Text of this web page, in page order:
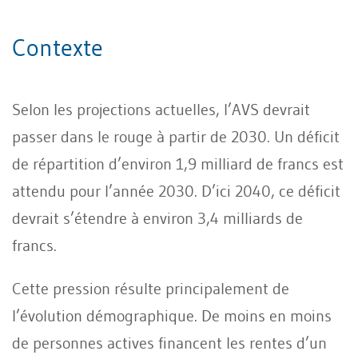
Contexte
Selon les projections actuelles, l’AVS devrait
passer dans le rouge à partir de 2030. Un déficit
de répartition d’environ 1,9 milliard de francs est
attendu pour l’année 2030. D’ici 2040, ce déficit
devrait s’étendre à environ 3,4 milliards de
francs.
Cette pression résulte principalement de
l’évolution démographique. De moins en moins
de personnes actives financent les rentes d’un